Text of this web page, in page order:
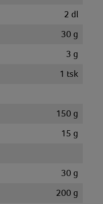
2 dl
30 g
3 g
1 tsk
150 g
15 g
30 g
200 g